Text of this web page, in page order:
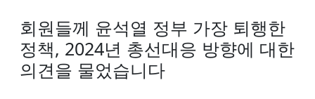
회원들께 윤석열 정부 가장 퇴행한
정책, 2024년 총선대응 방향에 대한
의견을 물었습니다